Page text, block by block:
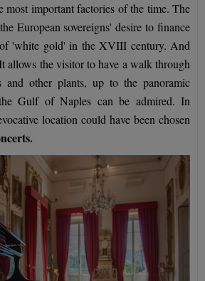
most important factories of the time. The
European sovereigns' desire to finance
'white gold' in the XVIII century. And
allows the visitor to have a walk through
and other plants, up to the panoramic
Gulf of Naples can be admired. In
location could have been chosen
.